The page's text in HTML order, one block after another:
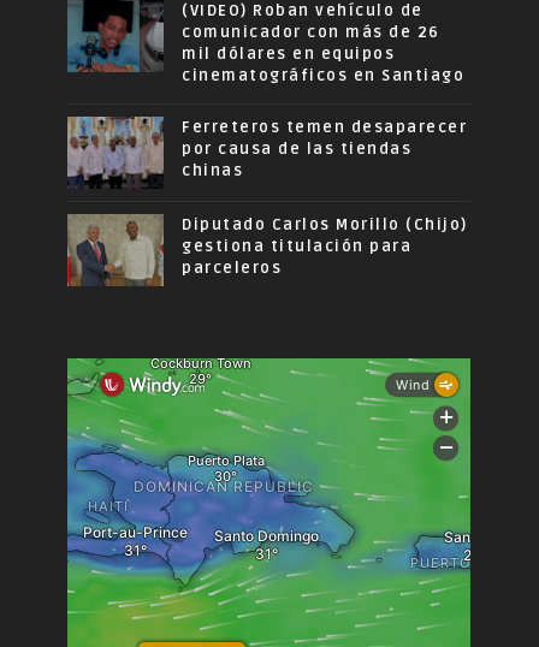
(VIDEO) Roban vehículo de
comunicador con más de 26
mil dólares en equipos
cinematográficos en Santiago
Ferreteros temen desaparecer
por causa de las tiendas
chinas
Diputado Carlos Morillo (Chijo)
gestiona titulación para
parceleros